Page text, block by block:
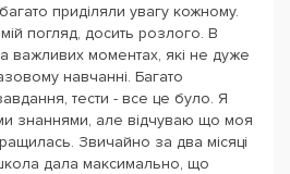
приділяли увагу кожному.
погляд, досить розлого. В
важливих моментах, які не дуже
навчанні. Багато
тести - все це було. Я
знаннями, але відчуваю що моя
Звичайно за два місяці
дала максимально, що